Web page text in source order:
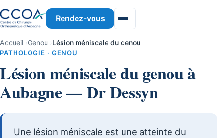
Rendez-vous
Accueil ›Genou ›Lésion méniscale du genou
PATHOLOGIE · GENOU
Lésion méniscale du genou à
Aubagne — Dr Dessyn
Une lésion méniscale est une atteinte du